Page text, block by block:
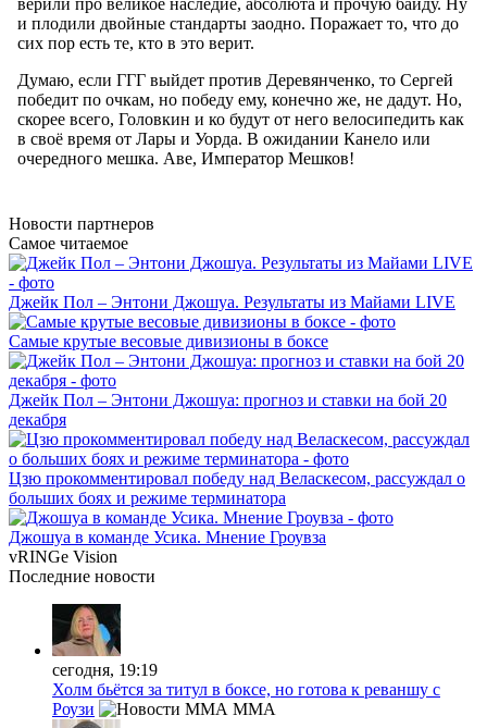
Новости партнеров
Самое читаемое
Джейк Пол – Энтони Джошуа. Результаты из Майами LIVE
Самые крутые весовые дивизионы в боксе
Джейк Пол – Энтони Джошуа: прогноз и ставки на бой 20
декабря
Цзю прокомментировал победу над Веласкесом, рассуждал о
больших боях и режиме терминатора
Джошуа в команде Усика. Мнение Гроувза
vRINGe Vision
Последние новости
сегодня, 19:19
Холм бьётся за титул в боксе, но готова к реваншу с
Роузи
MMA